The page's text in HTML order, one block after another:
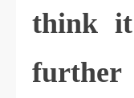
think